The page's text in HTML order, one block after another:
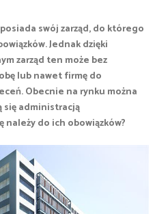
swój zarząd, do którego
Jednak dzięki
zarząd ten może bez
lub nawet firmę do
Obecnie na rynku można
administracją
należy do ich obowiązków?